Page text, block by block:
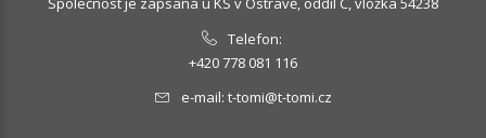
Telefon:
+420 778 081 116
e-mail: t-tomi@t-tomi.cz